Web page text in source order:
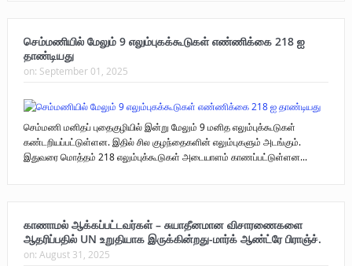
வணக்க நிகழ்வும் ‘விடுதலைச் சிற்பி’ நூல் மற்றும் ‘ஜவான் – திடம் குன்றா
உரிமைப் போராட்டம் _
நாடாளுமன்ற உறுப்பினர் இராமநாதன் அர்ச்சுனா அவர்களுக்கு நிலவனின்
செம்மணியில் மேலும் 9 எலும்புகக்கூடுகள் எண்ணிக்கை 218 ஐ
தாண்டியது
on: September 01, 2025
செம்மணி மனிதப் புதைகுழியில் இன்று மேலும் 9 மனித எலும்புக்கூடுகள்
கண்டறியப்பட்டுள்ளன. இதில் சில குழந்தைகளின் எலும்புகளும் அடங்கும்.
இதுவரை மொத்தம் 218 எலும்புக்கூடுகள் அடையாளம் காணப்பட்டுள்ளன...
காணாமல் ஆக்கப்பட்டவர்கள் – சுயாதீனமான விசாரணைகளை
ஆதரிப்பதில் UN உறுதியாக இருக்கின்றது-மார்க் ஆண்ட்ரே பிராஞ்ச்.
on: August 31, 2025